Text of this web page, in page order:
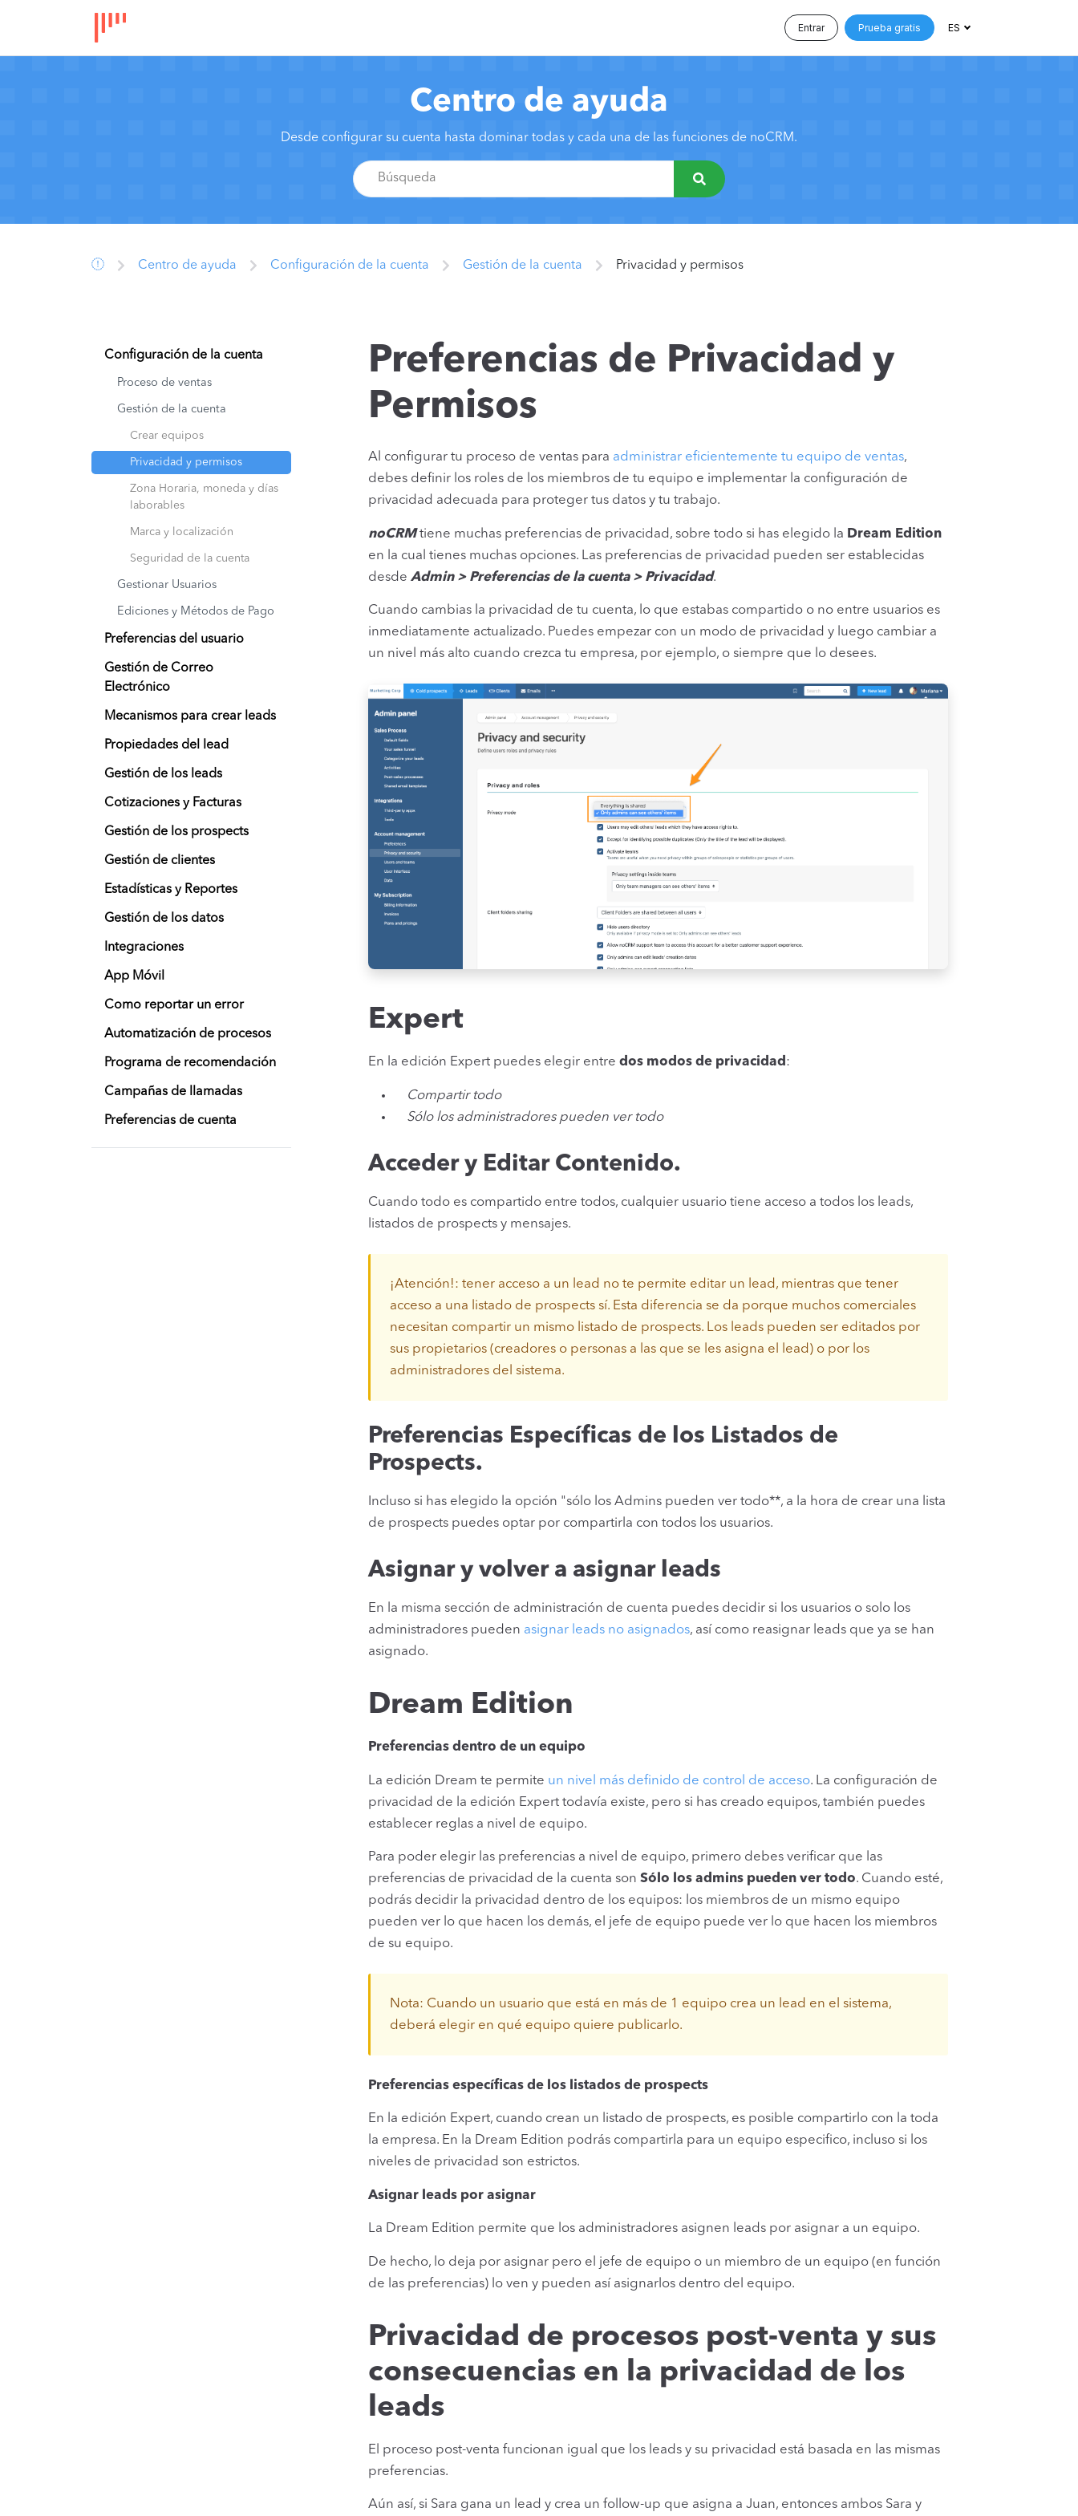
Entrar Prueba gratis ES
Centro de ayuda
Desde configurar su cuenta hasta dominar todas y cada una de las funciones de noCRM.
Centro de ayuda Configuración de la cuenta Gestión de la cuenta Privacidad y permisos
Configuración de la cuenta
Proceso de ventas
Gestión de la cuenta
Crear equipos
Privacidad y permisos
Zona Horaria, moneda y días
laborables
Marca y localización
Seguridad de la cuenta
Gestionar Usuarios
Ediciones y Métodos de Pago
Preferencias del usuario
Gestión de Correo
Electrónico
Mecanismos para crear leads
Propiedades del lead
Gestión de los leads
Cotizaciones y Facturas
Gestión de los prospects
Gestión de clientes
Estadísticas y Reportes
Gestión de los datos
Integraciones
App Móvil
Como reportar un error
Automatización de procesos
Programa de recomendación
Campañas de llamadas
Preferencias de cuenta
Preferencias de Privacidad y
Permisos
Al configurar tu proceso de ventas para administrar eficientemente tu equipo de ventas,
debes definir los roles de los miembros de tu equipo e implementar la configuración de
privacidad adecuada para proteger tus datos y tu trabajo.
noCRMtiene muchas preferencias de privacidad, sobre todo si has elegido la Dream Edition
en la cual tienes muchas opciones. Las preferencias de privacidad pueden ser establecidas
desde Admin > Preferencias de la cuenta > Privacidad.
Cuando cambias la privacidad de tu cuenta, lo que estabas compartido o no entre usuarios es
inmediatamente actualizado. Puedes empezar con un modo de privacidad y luego cambiar a
un nivel más alto cuando crezca tu empresa, por ejemplo, o siempre que lo desees.
Expert
En la edición Expert puedes elegir entre dos modos de privacidad :
Compartir todo
Sólo los administradores pueden ver todo
Acceder y Editar Contenido.
Cuando todo es compartido entre todos, cualquier usuario tiene acceso a todos los leads,
listados de prospects y mensajes.
¡Atención!: tener acceso a un lead no te permite editar un lead, mientras que tener
acceso a una listado de prospects sí. Esta diferencia se da porque muchos comerciales
necesitan compartir un mismo listado de prospects. Los leads pueden ser editados por
sus propietarios (creadores o personas a las que se les asigna el lead) o por los
administradores del sistema.
Preferencias Específicas de los Listados de
Prospects.
Incluso si has elegido la opción "sólo los Admins pueden ver todo**, a la hora de crear una lista
de prospects puedes optar por compartirla con todos los usuarios.
Asignar y volver a asignar leads
En la misma sección de administración de cuenta puedes decidir si los usuarios o solo los
administradores pueden asignar leads no asignados, así como reasignar leads que ya se han
asignado.
Dream Edition
Preferencias dentro de un equipo
La edición Dream te permite un nivel más definido de control de acceso. La configuración de
privacidad de la edición Expert todavía existe, pero si has creado equipos, también puedes
establecer reglas a nivel de equipo.
Para poder elegir las preferencias a nivel de equipo, primero debes verificar que las
preferencias de privacidad de la cuenta son Sólo los admins pueden ver todo. Cuando esté,
podrás decidir la privacidad dentro de los equipos: los miembros de un mismo equipo
pueden ver lo que hacen los demás, el jefe de equipo puede ver lo que hacen los miembros
de su equipo.
Nota: Cuando un usuario que está en más de 1 equipo crea un lead en el sistema,
deberá elegir en qué equipo quiere publicarlo.
Preferencias específicas de los listados de prospects
En la edición Expert, cuando crean un listado de prospects, es posible compartirlo con la toda
la empresa. En la Dream Edition podrás compartirla para un equipo especifico, incluso si los
niveles de privacidad son estrictos.
Asignar leads por asignar
La Dream Edition permite que los administradores asignen leads por asignar a un equipo.
De hecho, lo deja por asignar pero el jefe de equipo o un miembro de un equipo (en función
de las preferencias) lo ven y pueden así asignarlos dentro del equipo.
Privacidad de procesos post-venta y sus
consecuencias en la privacidad de los
leads
El proceso post-venta funcionan igual que los leads y su privacidad está basada en las mismas
preferencias.
Aún así, si Sara gana un lead y crea un follow-up que asigna a Juan, entonces ambos Sara y